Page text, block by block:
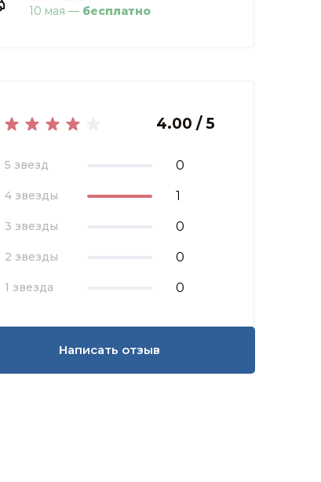
10 мая — бесплатно
4.00 / 5
5 звезд 0
4 звезды 1
3 звезды 0
2 звезды 0
1 звезда 0
Написать отзыв